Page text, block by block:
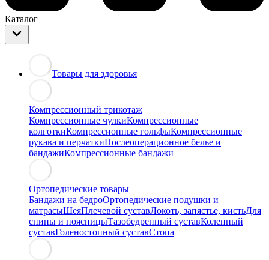
Каталог
Товары для здоровья
Компрессионный трикотаж
Компрессионные чулкиКомпрессионные
колготкиКомпрессионные гольфыКомпрессионные
рукава и перчаткиПослеоперационное белье и
бандажиКомпрессионные бандажи
Ортопедические товары
Бандажи на бедроОртопедические подушки и
матрасыШеяПлечевой суставЛокоть, запястье, кистьДля
спины и поясницыТазобедренный суставКоленный
суставГоленостопный суставСтопа